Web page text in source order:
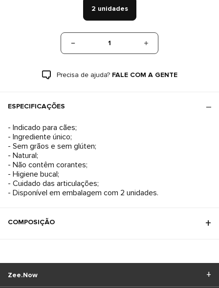
2 unidades
1
Precisa de ajuda? FALE COM A GENTE
ESPECIFICAÇÕES
- Indicado para cães;
- Ingrediente único;
- Sem grãos e sem glúten;
- Natural;
- Não contêm corantes;
- Higiene bucal;
- Cuidado das articulações;
- Disponível em embalagem com 2 unidades.
COMPOSIÇÃO
Zee.Now